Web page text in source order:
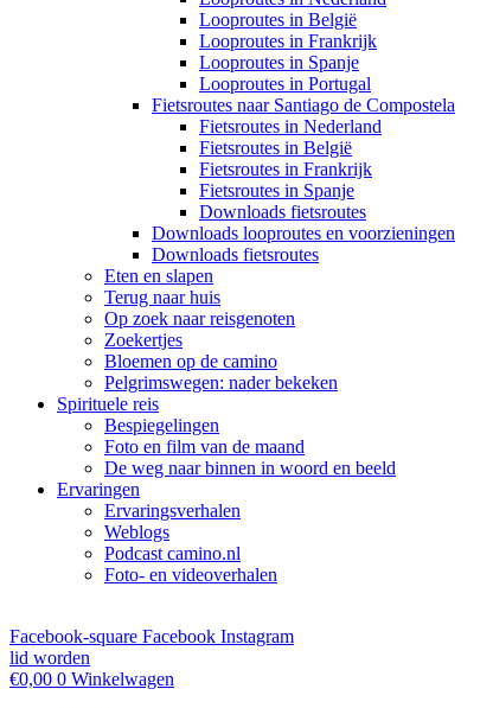
Looproutes in België
Looproutes in Frankrijk
Looproutes in Spanje
Looproutes in Portugal
Fietsroutes naar Santiago de Compostela
Fietsroutes in Nederland
Fietsroutes in België
Fietsroutes in Frankrijk
Fietsroutes in Spanje
Downloads fietsroutes
Downloads looproutes en voorzieningen
Downloads fietsroutes
Eten en slapen
Terug naar huis
Op zoek naar reisgenoten
Zoekertjes
Bloemen op de camino
Pelgrimswegen: nader bekeken
Spirituele reis
Bespiegelingen
Foto en film van de maand
De weg naar binnen in woord en beeld
Ervaringen
Ervaringsverhalen
Weblogs
Podcast camino.nl
Foto- en videoverhalen
Facebook-square Facebook Instagram
lid worden
€0,00 0 Winkelwagen